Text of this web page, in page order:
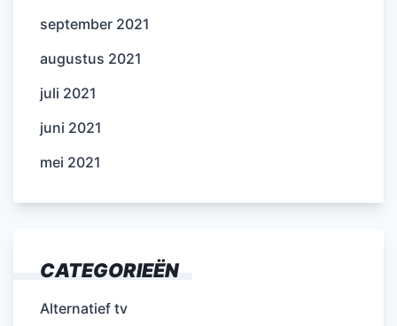
september 2021
augustus 2021
juli 2021
juni 2021
mei 2021
CATEGORIEËN
Alternatief tv